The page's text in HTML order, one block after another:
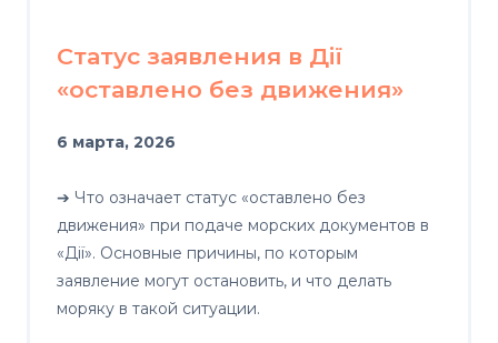
Статус заявления в Дії
«оставлено без движения»
6 марта, 2026
➔ Что означает статус «оставлено без
движения» при подаче морских документов в
«Дії». Основные причины, по которым
заявление могут остановить, и что делать
моряку в такой ситуации.